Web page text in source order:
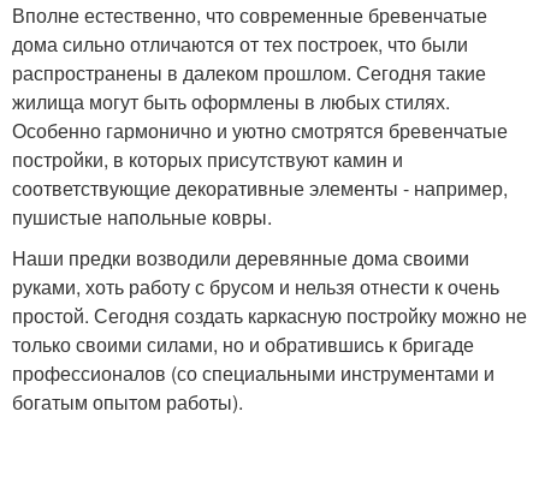
Вполне естественно, что современные бревенчатые
дома сильно отличаются от тех построек, что были
распространены в далеком прошлом. Сегодня такие
жилища могут быть оформлены в любых стилях.
Особенно гармонично и уютно смотрятся бревенчатые
постройки, в которых присутствуют камин и
соответствующие декоративные элементы - например,
пушистые напольные ковры.
Наши предки возводили деревянные дома своими
руками, хоть работу с брусом и нельзя отнести к очень
простой. Сегодня создать каркасную постройку можно не
только своими силами, но и обратившись к бригаде
профессионалов (со специальными инструментами и
богатым опытом работы).